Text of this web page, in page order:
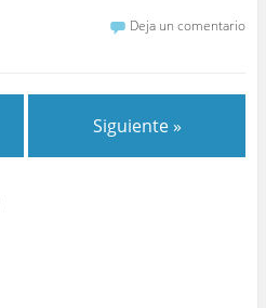
Deja un comentario
Siguiente »